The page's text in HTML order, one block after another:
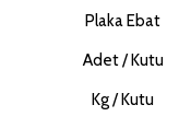
Plaka Ebat
Adet / Kutu
Kg / Kutu
bizlere